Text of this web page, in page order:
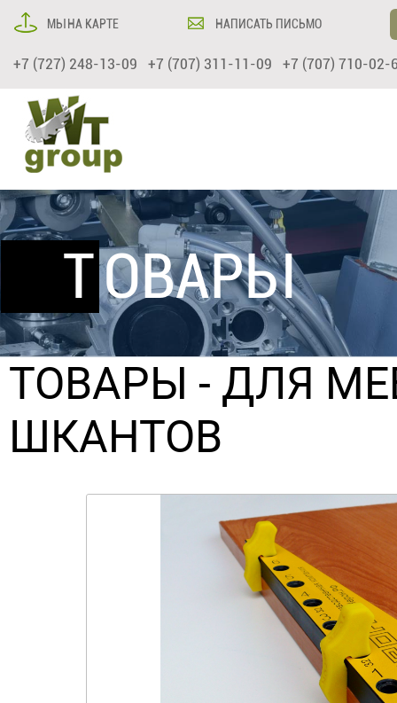
МЫ НА КАРТЕ НАПИСАТЬ ПИСЬМО
+7 (727) 248-13-09 +7 (707) 311-11-09 +7 (707) 710-02-
ТОВАРЫ
ТОВАРЫ - ДЛЯ
ШКАНТОВ